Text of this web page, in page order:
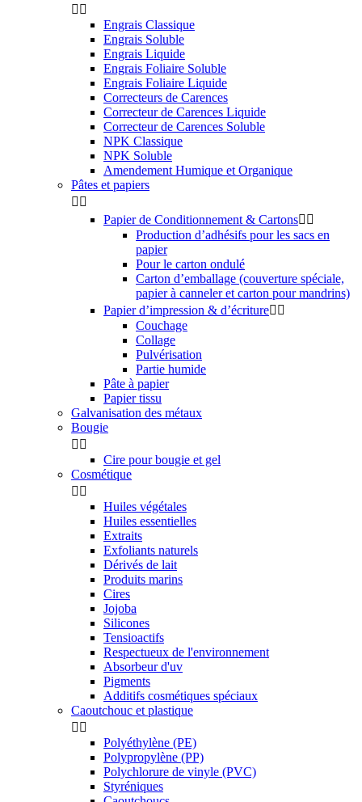
 
Engrais Classique
Engrais Soluble
Engrais Liquide
Engrais Foliaire Soluble
Engrais Foliaire Liquide
Correcteurs de Carences
Correcteur de Carences Liquide
Correcteur de Carences Soluble
NPK Classique
NPK Soluble
Amendement Humique et Organique
Pâtes et papiers
 
Papier de Conditionnement & Cartons 
Production d’adhésifs pour les sacs en
papier
Pour le carton ondulé
Carton d’emballage (couverture spéciale,
papier à canneler et carton pour mandrins)
Papier d’impression & d’écriture 
Couchage
Collage
Pulvérisation
Partie humide
Pâte à papier
Papier tissu
Galvanisation des métaux
Bougie
 
Cire pour bougie et gel
Cosmétique
 
Huiles végétales
Huiles essentielles
Extraits
Exfoliants naturels
Dérivés de lait
Produits marins
Cires
Jojoba
Silicones
Tensioactifs
Respectueux de l'environnement
Absorbeur d'uv
Pigments
Additifs cosmétiques spéciaux
Caoutchouc et plastique
 
Polyéthylène (PE)
Polypropylène (PP)
Polychlorure de vinyle (PVC)
Styréniques